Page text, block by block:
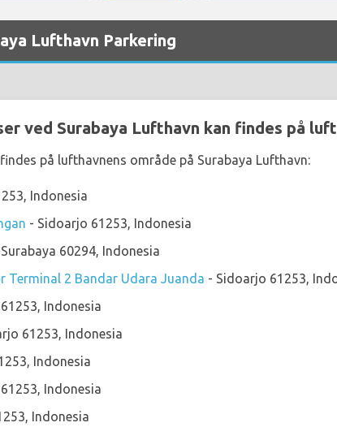
Lufthavn Parkering
ved Surabaya Lufthavn kan findes på
på lufthavnens område på Surabaya Lufthavn:
Indonesia
- Sidoarjo 61253, Indonesia
60294, Indonesia
Terminal 2 Bandar Udara Juanda - Sidoarjo 61253,
Indonesia
61253, Indonesia
Indonesia
Indonesia
Indonesia